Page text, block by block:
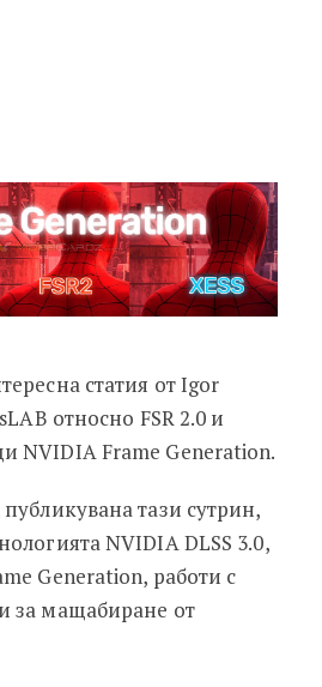
Generation работи с
статия от Igor
относно FSR 2.0 и
NVIDIA Frame Generation.
тази сутрин,
NVIDIA DLSS 3.0,
Generation, работи с
за мащабиране от